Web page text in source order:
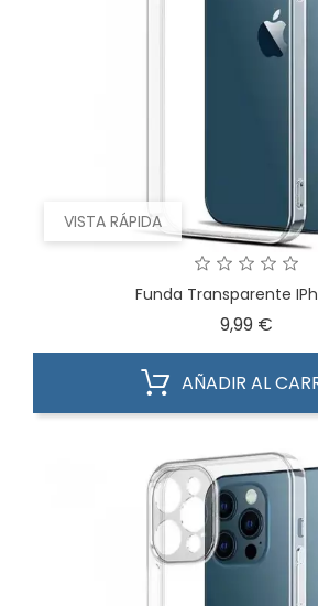
VISTA RÁPIDA
Funda Transparente
9,99 €
AÑADIR AL